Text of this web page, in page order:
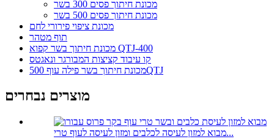
מכונת חיתוך פסים 300 בשר
מכונת חיתוך פסים 500 בשר
מכונת ציפוי פירורי לחם
תוף מטהר
מכונת חיתוך בשר קפוא QTJ-400
קו עיבוד קציצות המבורגר ונאגטס
מכונת חיתוך בשר פילה עוף 500QTJ
מוצרים נבחרים
מבוא למזון לעיסה לכלבים ומזון לעיסה לעוף טרי...